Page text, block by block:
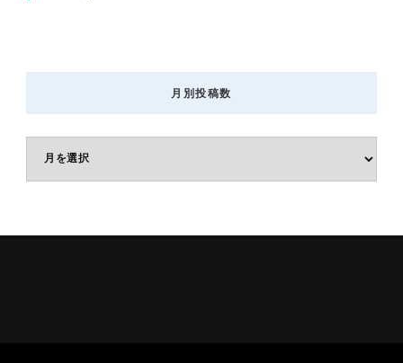
月別投稿数
数